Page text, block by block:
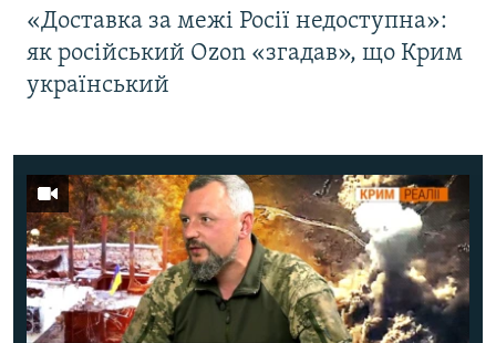
«Доставка за межі Росії недоступна»:
як російський Ozon «згадав», що Крим
український